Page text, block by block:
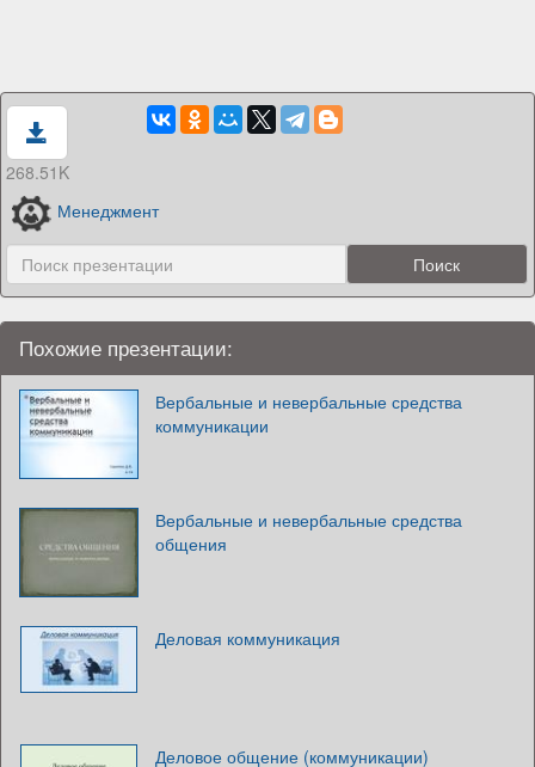
268.51K
Менеджмент
Похожие презентации:
Вербальные и невербальные средства
коммуникации
Вербальные и невербальные средства
общения
Деловая коммуникация
Деловое общение (коммуникации)